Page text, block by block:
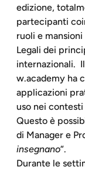
edizione,
partecipanti
ruoli e
Legali dei
internazionali.
w.academy ha
applicazioni
uso nei
Questo è
di Manager e
insegnano“.
Durante le